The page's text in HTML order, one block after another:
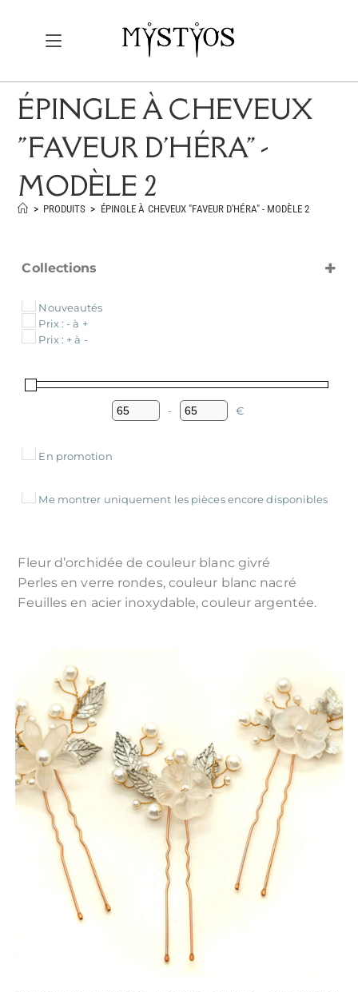
ÉPINGLE À CHEVEUX
"FAVEUR D'HÉRA" -
MODÈLE 2
> PRODUITS > ÉPINGLE À CHEVEUX "FAVEUR D'HÉRA" - MODÈLE 2
Collections
Nouveautés
Prix : - à +
Prix : + à -
Minimum Price
-
Maximum Price
€
En promotion
Me montrer uniquement les pièces encore disponibles
Fleur d’orchidée de couleur blanc givré
Perles en verre rondes, couleur blanc nacré
Feuilles en acier inoxydable, couleur argentée.